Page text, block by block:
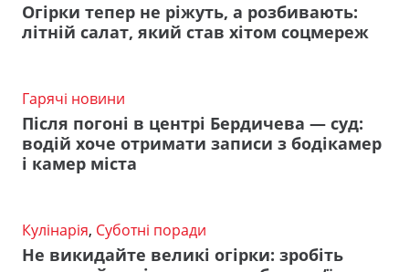
Огірки тепер не ріжуть, а розбивають:
літній салат, який став хітом соцмереж
Гарячі новини
Після погоні в центрі Бердичева — суд:
водій хоче отримати записи з бодікамер
і камер міста
Кулінарія, Суботні поради
Не викидайте великі огірки: зробіть